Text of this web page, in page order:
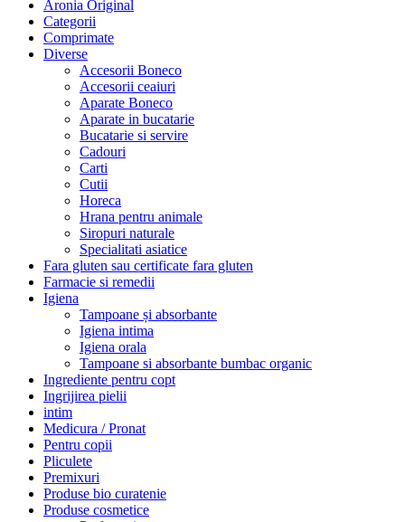
Aronia Original
Categorii
Comprimate
Diverse
Accesorii Boneco
Accesorii ceaiuri
Aparate Boneco
Aparate in bucatarie
Bucatarie si servire
Cadouri
Carti
Cutii
Horeca
Hrana pentru animale
Siropuri naturale
Specialitati asiatice
Fara gluten sau certificate fara gluten
Farmacie si remedii
Igiena
Tampoane și absorbante
Igiena intima
Igiena orala
Tampoane si absorbante bumbac organic
Ingrediente pentru copt
Ingrijirea pielii
intim
Medicura / Pronat
Pentru copii
Pliculete
Premixuri
Produse bio curatenie
Produse cosmetice